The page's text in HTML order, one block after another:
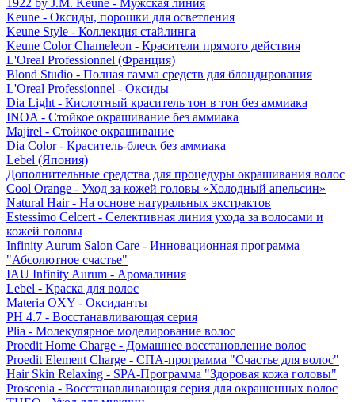
1922 by J.M. Keune - Мужская линия
Keune - Оксиды, порошки для осветления
Keune Style - Коллекция стайлинга
Keune Color Chameleon - Красители прямого действия
L'Oreal Professionnel (Франция)
Blond Studio - Полная гамма средств для блондирования
L'Oreal Professionnel - Оксиды
Dia Light - Кислотный краситель тон в тон без аммиака
INOA - Стойкое окрашивание без аммиака
Majirel - Стойкое окрашивание
Dia Color - Краситель-блеск без аммиака
Lebel (Япония)
Дополнительные средства для процедуры окрашивания волос
Cool Orange - Уход за кожей головы «Холодный апельсин»
Natural Hair - На основе натуральных экстрактов
Estessimo Celcert - Селективная линия ухода за волосами и
кожей головы
Infinity Aurum Salon Care - Инновационная программа
"Абсолютное счастье"
IAU Infinity Aurum - Аромалиния
Lebel - Краска для волос
Materia OXY - Оксиданты
PH 4.7 - Восстанавливающая серия
Plia - Молекулярное моделирование волос
Proedit Home Charge - Домашнее восстановление волос
Proedit Element Charge - СПА-программа "Счастье для волос"
Hair Skin Relaxing - SPA-Программа "Здоровая кожа головы"
Proscenia - Восстанавливающая серия для окрашенных волос